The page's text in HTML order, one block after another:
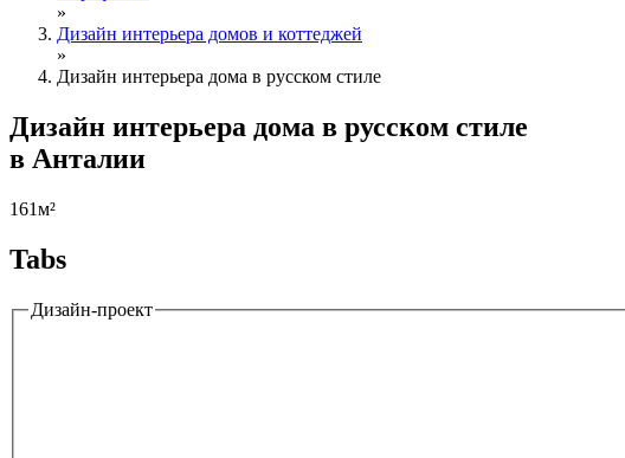
»
Дизайн интерьера домов и коттеджей
»
Дизайн интерьера дома в русском стиле
Дизайн интерьера дома в русском стиле
в Анталии
161м²
Tabs
Дизайн-проект